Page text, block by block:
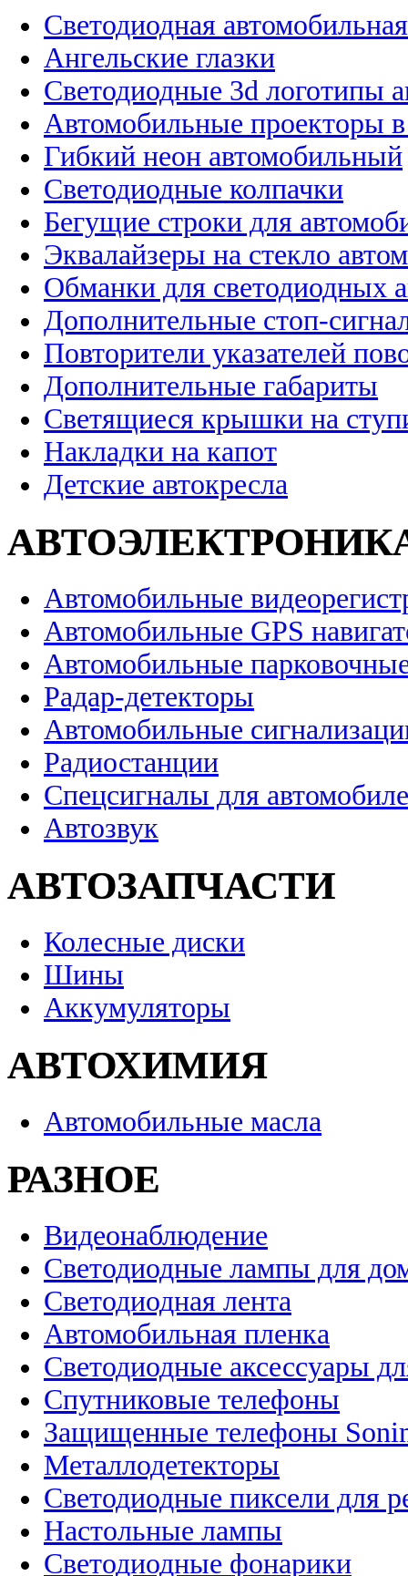
Светодиодная
Ангельские глазки
Светодиодные 3d логотипы
Автомобильные проекторы
Гибкий неон автомобильный
Светодиодные колпачки
Бегущие строки для
Эквалайзеры на стекло
Обманки для светодиодных
Дополнительные стоп-
Повторители указателей
Дополнительные габариты
Светящиеся крышки на
Накладки на капот
Детские автокресла
Автомобильные
Автомобильные GPS
Автомобильные
Радар-детекторы
Автомобильные
Радиостанции
Спецсигналы для
Автозвук
АВТОЗАПЧАСТИ
Колесные диски
Шины
Аккумуляторы
АВТОХИМИЯ
Автомобильные масла
РАЗНОЕ
Видеонаблюдение
Светодиодные лампы для
Светодиодная лента
Автомобильная пленка
Светодиодные аксессуары
Спутниковые телефоны
Защищенные телефоны
Металлодетекторы
Светодиодные пиксели для
Настольные лампы
Светодиодные фонарики